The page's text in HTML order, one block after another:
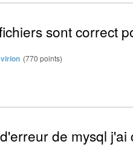
sont correct
virion (770 points)
de mysql j'ai